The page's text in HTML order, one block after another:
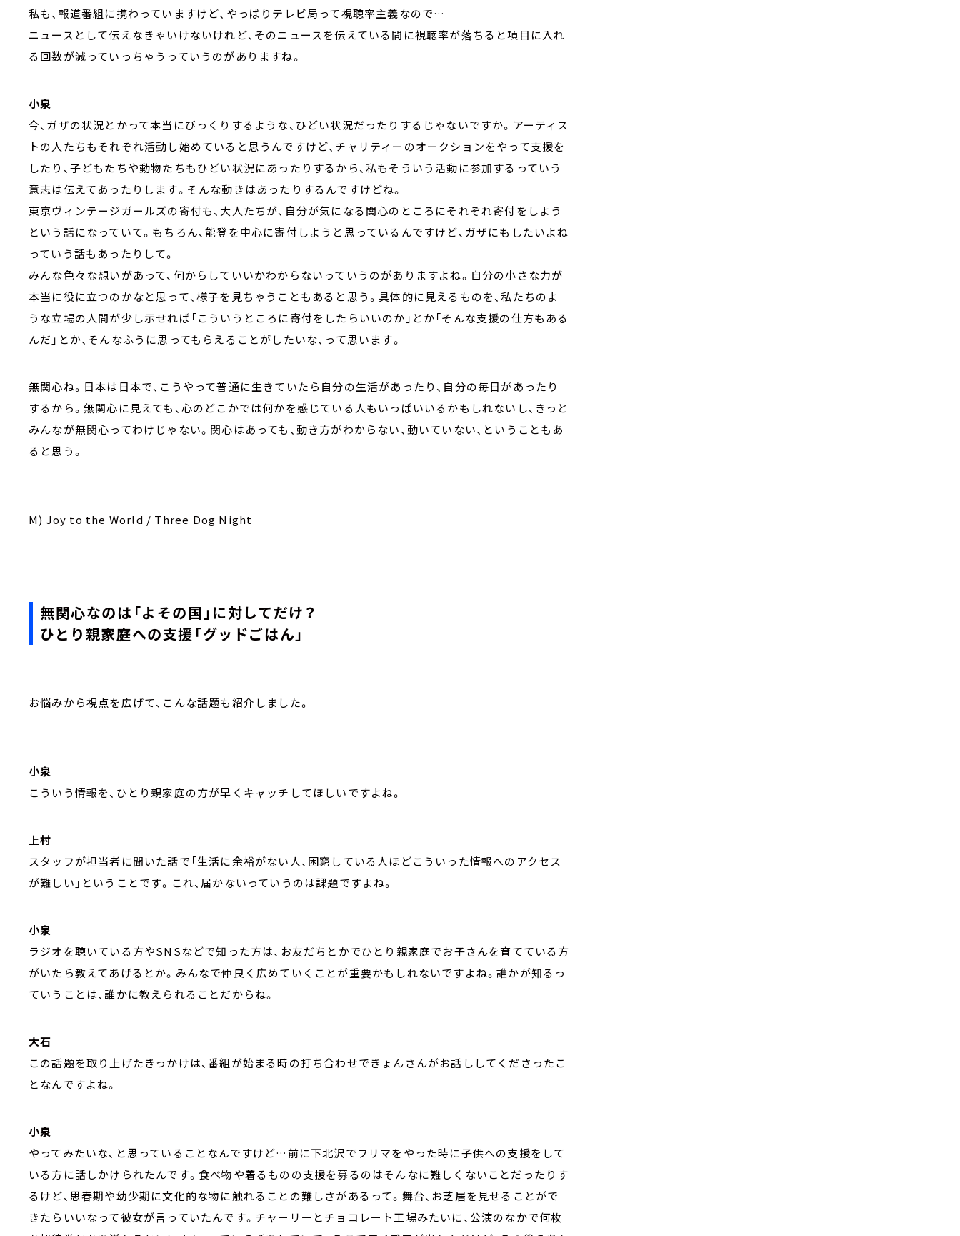
私も、報道番組に携わっていますけど、やっぱりテレビ局って視聴率主義なので…
ニュースとして伝えなきゃいけないけれど、そのニュースを伝えている間に視聴率が落ちると項目に入れ
る回数が減っていっちゃうっていうのがありますね。
小泉
今、ガザの状況とかって本当にびっくりするような、ひどい状況だったりするじゃないですか。アーティス
トの人たちもそれぞれ活動し始めていると思うんですけど、チャリティーのオークションをやって支援を
したり、子どもたちや動物たちもひどい状況にあったりするから、私もそういう活動に参加するっていう
意志は伝えてあったりします。そんな動きはあったりするんですけどね。
東京ヴィンテージガールズの寄付も、大人たちが、自分が気になる関心のところにそれぞれ寄付をしよう
という話になっていて。もちろん、能登を中心に寄付しようと思っているんですけど、ガザにもしたいよね
っていう話もあったりして。
みんな色々な想いがあって、何からしていいかわからないっていうのがありますよね。自分の小さな力が
本当に役に立つのかなと思って、様子を見ちゃうこともあると思う。具体的に見えるものを、私たちのよ
うな立場の人間が少し示せれば「こういうところに寄付をしたらいいのか」とか「そんな支援の仕方もある
んだ」とか、そんなふうに思ってもらえることがしたいな、って思います。
無関心ね。日本は日本で、こうやって普通に生きていたら自分の生活があったり、自分の毎日があったり
するから。無関心に見えても、心のどこかでは何かを感じている人もいっぱいいるかもしれないし、きっと
みんなが無関心ってわけじゃない。関心はあっても、動き方がわからない、動いていない、ということもあ
ると思う。
M) Joy to the World / Three Dog Night
無関心なのは「よその国」に対してだけ？
ひとり親家庭への支援「グッドごはん」
お悩みから視点を広げて、こんな話題も紹介しました。
小泉
こういう情報を、ひとり親家庭の方が早くキャッチしてほしいですよね。
上村
スタッフが担当者に聞いた話で「生活に余裕がない人、困窮している人ほどこういった情報へのアクセス
が難しい」ということです。これ、届かないっていうのは課題ですよね。
小泉
ラジオを聴いている方やSNSなどで知った方は、お友だちとかでひとり親家庭でお子さんを育てている方
がいたら教えてあげるとか。みんなで仲良く広めていくことが重要かもしれないですよね。誰かが知るっ
ていうことは、誰かに教えられることだからね。
大石
この話題を取り上げたきっかけは、番組が始まる時の打ち合わせできょんさんがお話ししてくださったこ
となんですよね。
小泉
やってみたいな、と思っていることなんですけど…前に下北沢でフリマをやった時に子供への支援をして
いる方に話しかけられたんです。食べ物や着るものの支援を募るのはそんなに難しくないことだったりす
るけど、思春期や幼少期に文化的な物に触れることの難しさがあるって。舞台、お芝居を見せることがで
きたらいいなって彼女が言っていたんです。チャーリーとチョコレート工場みたいに、公演のなかで何枚